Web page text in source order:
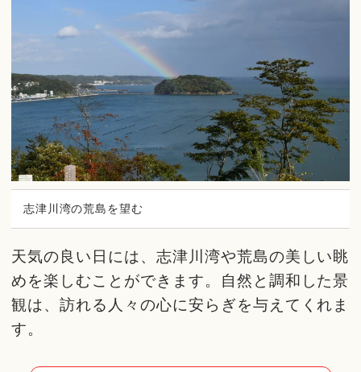
志津川湾の荒島を望む
天気の良い日には、志津川湾や荒島の美しい眺
めを楽しむことができます。自然と調和した景
観は、訪れる人々の心に安らぎを与えてくれま
す。